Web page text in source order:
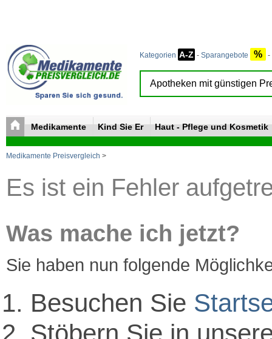
Kategorien A-Z - Sparangebote % -
Medikamente Kind Sie Er Haut - Pflege und Kosmetik
Medikamente Preisvergleich >
Es ist ein Fehler
Was mache ich jetzt?
Sie haben nun folgende
Besuchen Sie
Stöbern Sie in